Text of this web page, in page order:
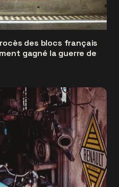
des blocs français
gagné la guerre de